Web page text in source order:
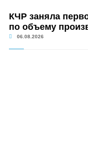
КЧР заняла
по объему
06.08.2026